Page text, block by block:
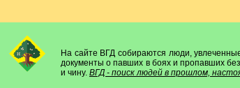
На сайте ВГД собираются люди,
документы о павших в боях и пропавших
и чину. ВГД - поиск людей в прошлом,